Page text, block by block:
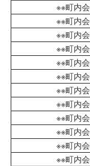
※※町内会
※※町内会
※※町内会
※※町内会
※※町内会
※※町内会
※※町内会
※※町内会
※※町内会
※※町内会
※※町内会
※※町内会